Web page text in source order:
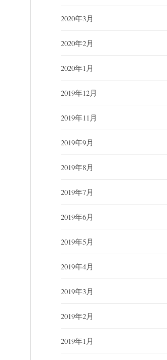
2020年3月
2020年2月
2020年1月
2019年12月
2019年11月
2019年9月
2019年8月
2019年7月
2019年6月
2019年5月
2019年4月
2019年3月
2019年2月
2019年1月